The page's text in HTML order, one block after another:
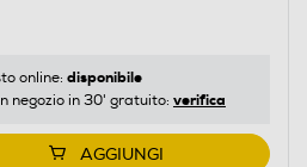
online: disponibile
negozio in 30' gratuito: verifica
AGGIUNGI